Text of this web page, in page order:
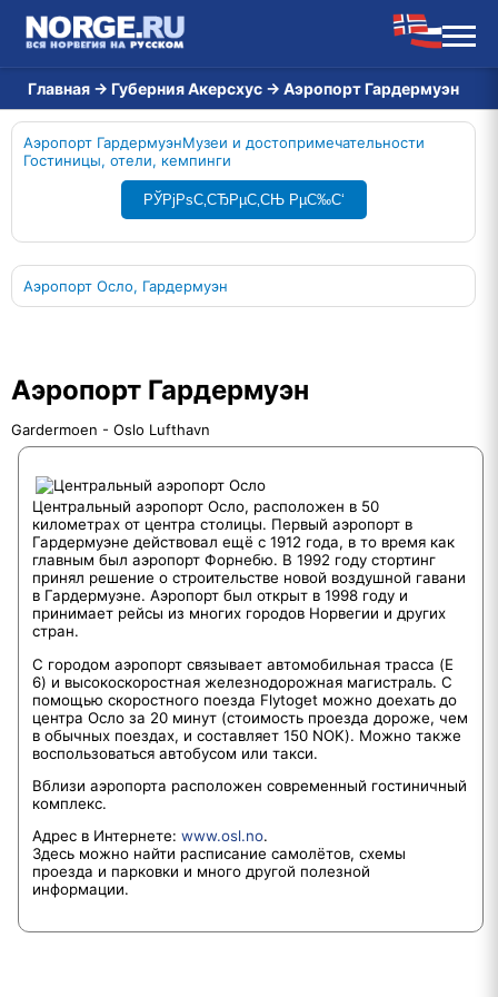
Главная → Губерния Акерсхус → Аэропорт Гардермуэн
Аэропорт ГардермуэнМузеи и достопримечательности
Гостиницы, отели, кемпинги
РЎРјРѕС‚СЂРµС‚СЊ РµС‰С‘
Аэропорт Осло, Гардермуэн
Аэропорт Гардермуэн
Gardermoen - Oslo Lufthavn
Центральный аэропорт Осло, расположен в 50
километрах от центра столицы. Первый аэропорт в
Гардермуэне действовал ещё с 1912 года, в то время как
главным был аэропорт Форнебю. В 1992 году стортинг
принял решение о строительстве новой воздушной гавани
в Гардермуэне. Аэропорт был открыт в 1998 году и
принимает рейсы из многих городов Норвегии и других
стран.
С городом аэропорт связывает автомобильная трасса (E
6) и высокоскоростная железнодорожная магистраль. С
помощью скоростного поезда Flytoget можно доехать до
центра Осло за 20 минут (стоимость проезда дороже, чем
в обычных поездах, и составляет 150 NOK). Можно также
воспользоваться автобусом или такси.
Вблизи аэропорта расположен современный гостиничный
комплекс.
Адрес в Интернете: www.osl.no.
Здесь можно найти расписание самолётов, схемы
проезда и парковки и много другой полезной
информации.